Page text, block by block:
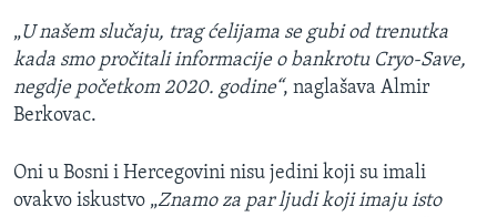
„U našem slučaju, trag ćelijama se gubi od trenutka
kada smo pročitali informacije o bankrotu Cryo-Save,
negdje početkom 2020. godine“, naglašava Almir
Berkovac.
Oni u Bosni i Hercegovini nisu jedini koji su imali
ovakvo iskustvo „Znamo za par ljudi koji imaju isto